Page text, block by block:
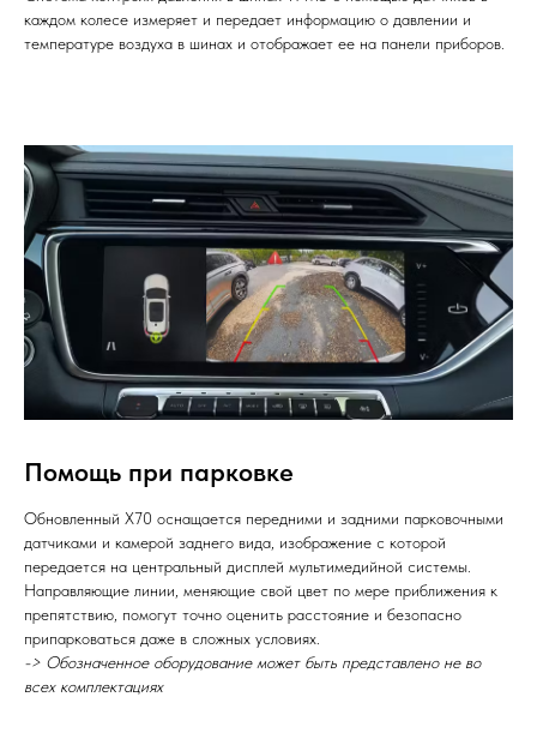
каждом колесе измеряет и передает информацию о давлении и
температуре воздуха в шинах и отображает ее на панели приборов.
Помощь при парковке
Обновленный X70 оснащается передними и задними парковочными
датчиками и камерой заднего вида, изображение с которой
передается на центральный дисплей мультимедийной системы.
Направляющие линии, меняющие свой цвет по мере приближения к
препятствию, помогут точно оценить расстояние и безопасно
припарковаться даже в сложных условиях.
-> Обозначенное оборудование может быть представлено не во
всех комплектациях